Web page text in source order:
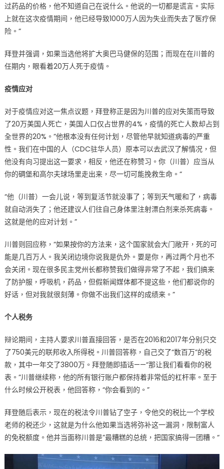
过药品的价格，他不知道自己在说什么。他说的一切都是谎言。实际
上就在这次疫情期间，他已经导致1000万人因为失业而失去了医疗保
险。“
拜登并强调，如果当选他将扩大奥巴马健保的范围；而现在在川普的
任期内，眼看着20万人死于疫情。
疫情应对
对于疫情应对这一焦点议题，拜登称正是因为川普的应对失策而导致
了20万美国人死亡，美国人口仅占世界的4%，疫情的死亡人数却占到
全世界的20%。”他根本没有任何计划，尽管他早就知道病毒的严重
性。我们在中国的人（CDC驻华人员）原本可以去武汉了解情况，但
他没有向习提出这一要求，相反，他还在称赞习。你（川普）应当从
你的碉堡和高尔夫球场里走出来，尽一切可能挽救生命。“
“他（川普）一会儿说，等到复活节就没事了；等到天气暖和了，病毒
就自动消失了；他还建议人们往自己身体里注射漂白剂来杀死病毒。
这就是他的应对计划。”
川普则回应称，“如果按你的方法来，这个国家就会大门敞开，死的可
能是几百万人。我关闭边境你说我是仇外。要是你，再过两个月也不
会关闭。现在很多民主党州长都称赞我们做得非常了不起，我们搞来
了防护服，呼吸机，药品，但假新闻媒体都不提这些，他们都说你的
好话，但对我就很刻薄。你做不出我们这样的成绩来。”
个人税务
辩论期间，主持人要求川普直接回答，是否在2016和2017年分别只交
了750美元的联邦收入所得税。川普回答称，自己交了“数百万”的税
款，其中一年交了3800万。拜登随即插话——“那让我们看看你的税
表。”川普继续称，他的所有银行账户都保持着非常低的杠杆率。至于
什么时候公开税表，他回答称，“你会看到的。”
拜登随后表示，现在的税法令川普钻了空子，令他交的税比一个学校
老师的税还少，这就是为什么他如果当选将弥补这一漏洞，限制富人
的免税额度。他并当面称川普是”最糟糕的总统，把国家搞得一团糟。“